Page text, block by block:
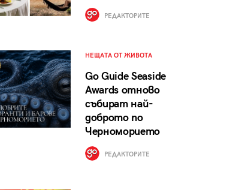
РЕДАКТОРИТЕ
НЕЩАТА ОТ ЖИВОТА
Go Guide Seaside
Awards отново
събират най-
доброто по
Черноморието
РЕДАКТОРИТЕ